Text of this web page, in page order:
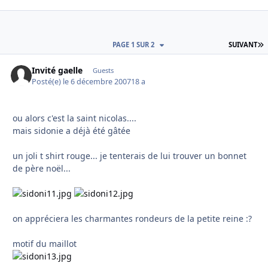
SUIVANT
PAGE 1 SUR 2
Invité gaelle Guests
Posté(e) le 6 décembre 200718 a
ou alors c'est la saint nicolas....
mais sidonie a déjà été gâtée
un joli t shirt rouge... je tenterais de lui trouver un bonnet
de père noël...
on appréciera les charmantes rondeurs de la petite reine :?
motif du maillot